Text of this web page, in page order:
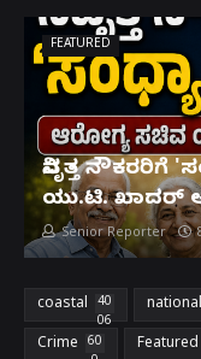
FEATURED
ನಿವೃತ್ತ ನೌಕರರಿಗೆ
ಯು.ಟಿ. ಖಾದರ್
Senior Reporter
coastal
40
06
national
Crime
60
Featured